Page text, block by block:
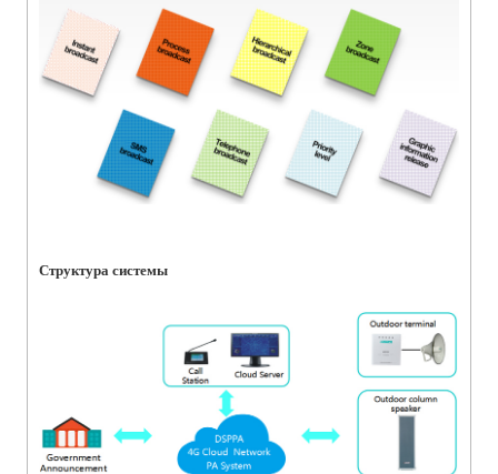
Структура системы